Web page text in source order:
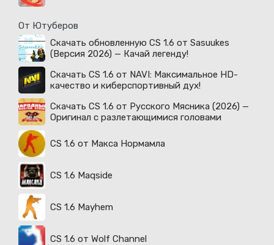
От Ютуберов
Скачать обновленную CS 1.6 от Sasuukes
(Версия 2026) — Качай легенду!
Скачать CS 1.6 от NAVI: Максимальное HD-
качество и киберспортивный дух!
Скачать CS 1.6 от Русского Мясника (2026) —
Оригинал с разлетающимися головами
CS 1.6 от Макса Нормамла
CS 1.6 Maqside
CS 1.6 Mayhem
CS 1.6 от Wolf Channel